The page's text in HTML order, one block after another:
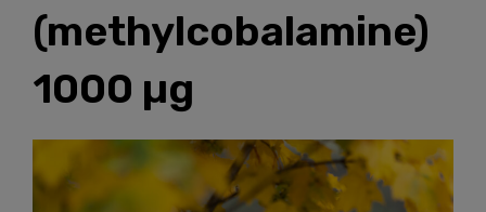
(methylcobalamine)
1000 µg